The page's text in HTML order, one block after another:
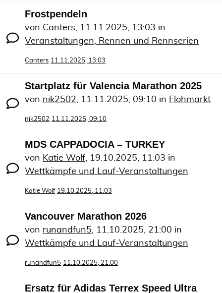
Frostpendeln
von Canters, 11.11.2025, 13:03 in
Veranstaltungen, Rennen und Rennserien
Canters 11.11.2025, 13:03
Startplatz für Valencia Marathon 2025
von nik2502, 11.11.2025, 09:10 in Flohmarkt
nik2502 11.11.2025, 09:10
MDS CAPPADOCIA – TURKEY
von Katie Wolf, 19.10.2025, 11:03 in
Wettkämpfe und Lauf-Veranstaltungen
Katie Wolf 19.10.2025, 11:03
Vancouver Marathon 2026
von runandfun5, 11.10.2025, 21:00 in
Wettkämpfe und Lauf-Veranstaltungen
runandfun5 11.10.2025, 21:00
Ersatz für Adidas Terrex Speed Ultra